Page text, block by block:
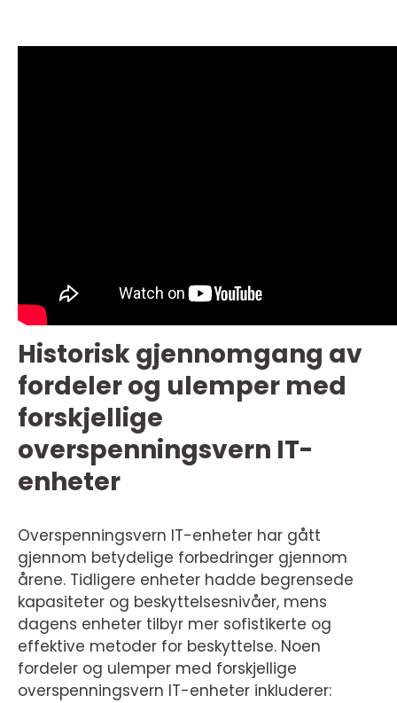
Historisk gjennomgang av
fordeler og ulemper med
forskjellige
overspenningsvern IT-
enheter
Overspenningsvern IT-enheter har gått
gjennom betydelige forbedringer gjennom
årene. Tidligere enheter hadde begrensede
kapasiteter og beskyttelsesnivåer, mens
dagens enheter tilbyr mer sofistikerte og
effektive metoder for beskyttelse. Noen
fordeler og ulemper med forskjellige
overspenningsvern IT-enheter inkluderer: